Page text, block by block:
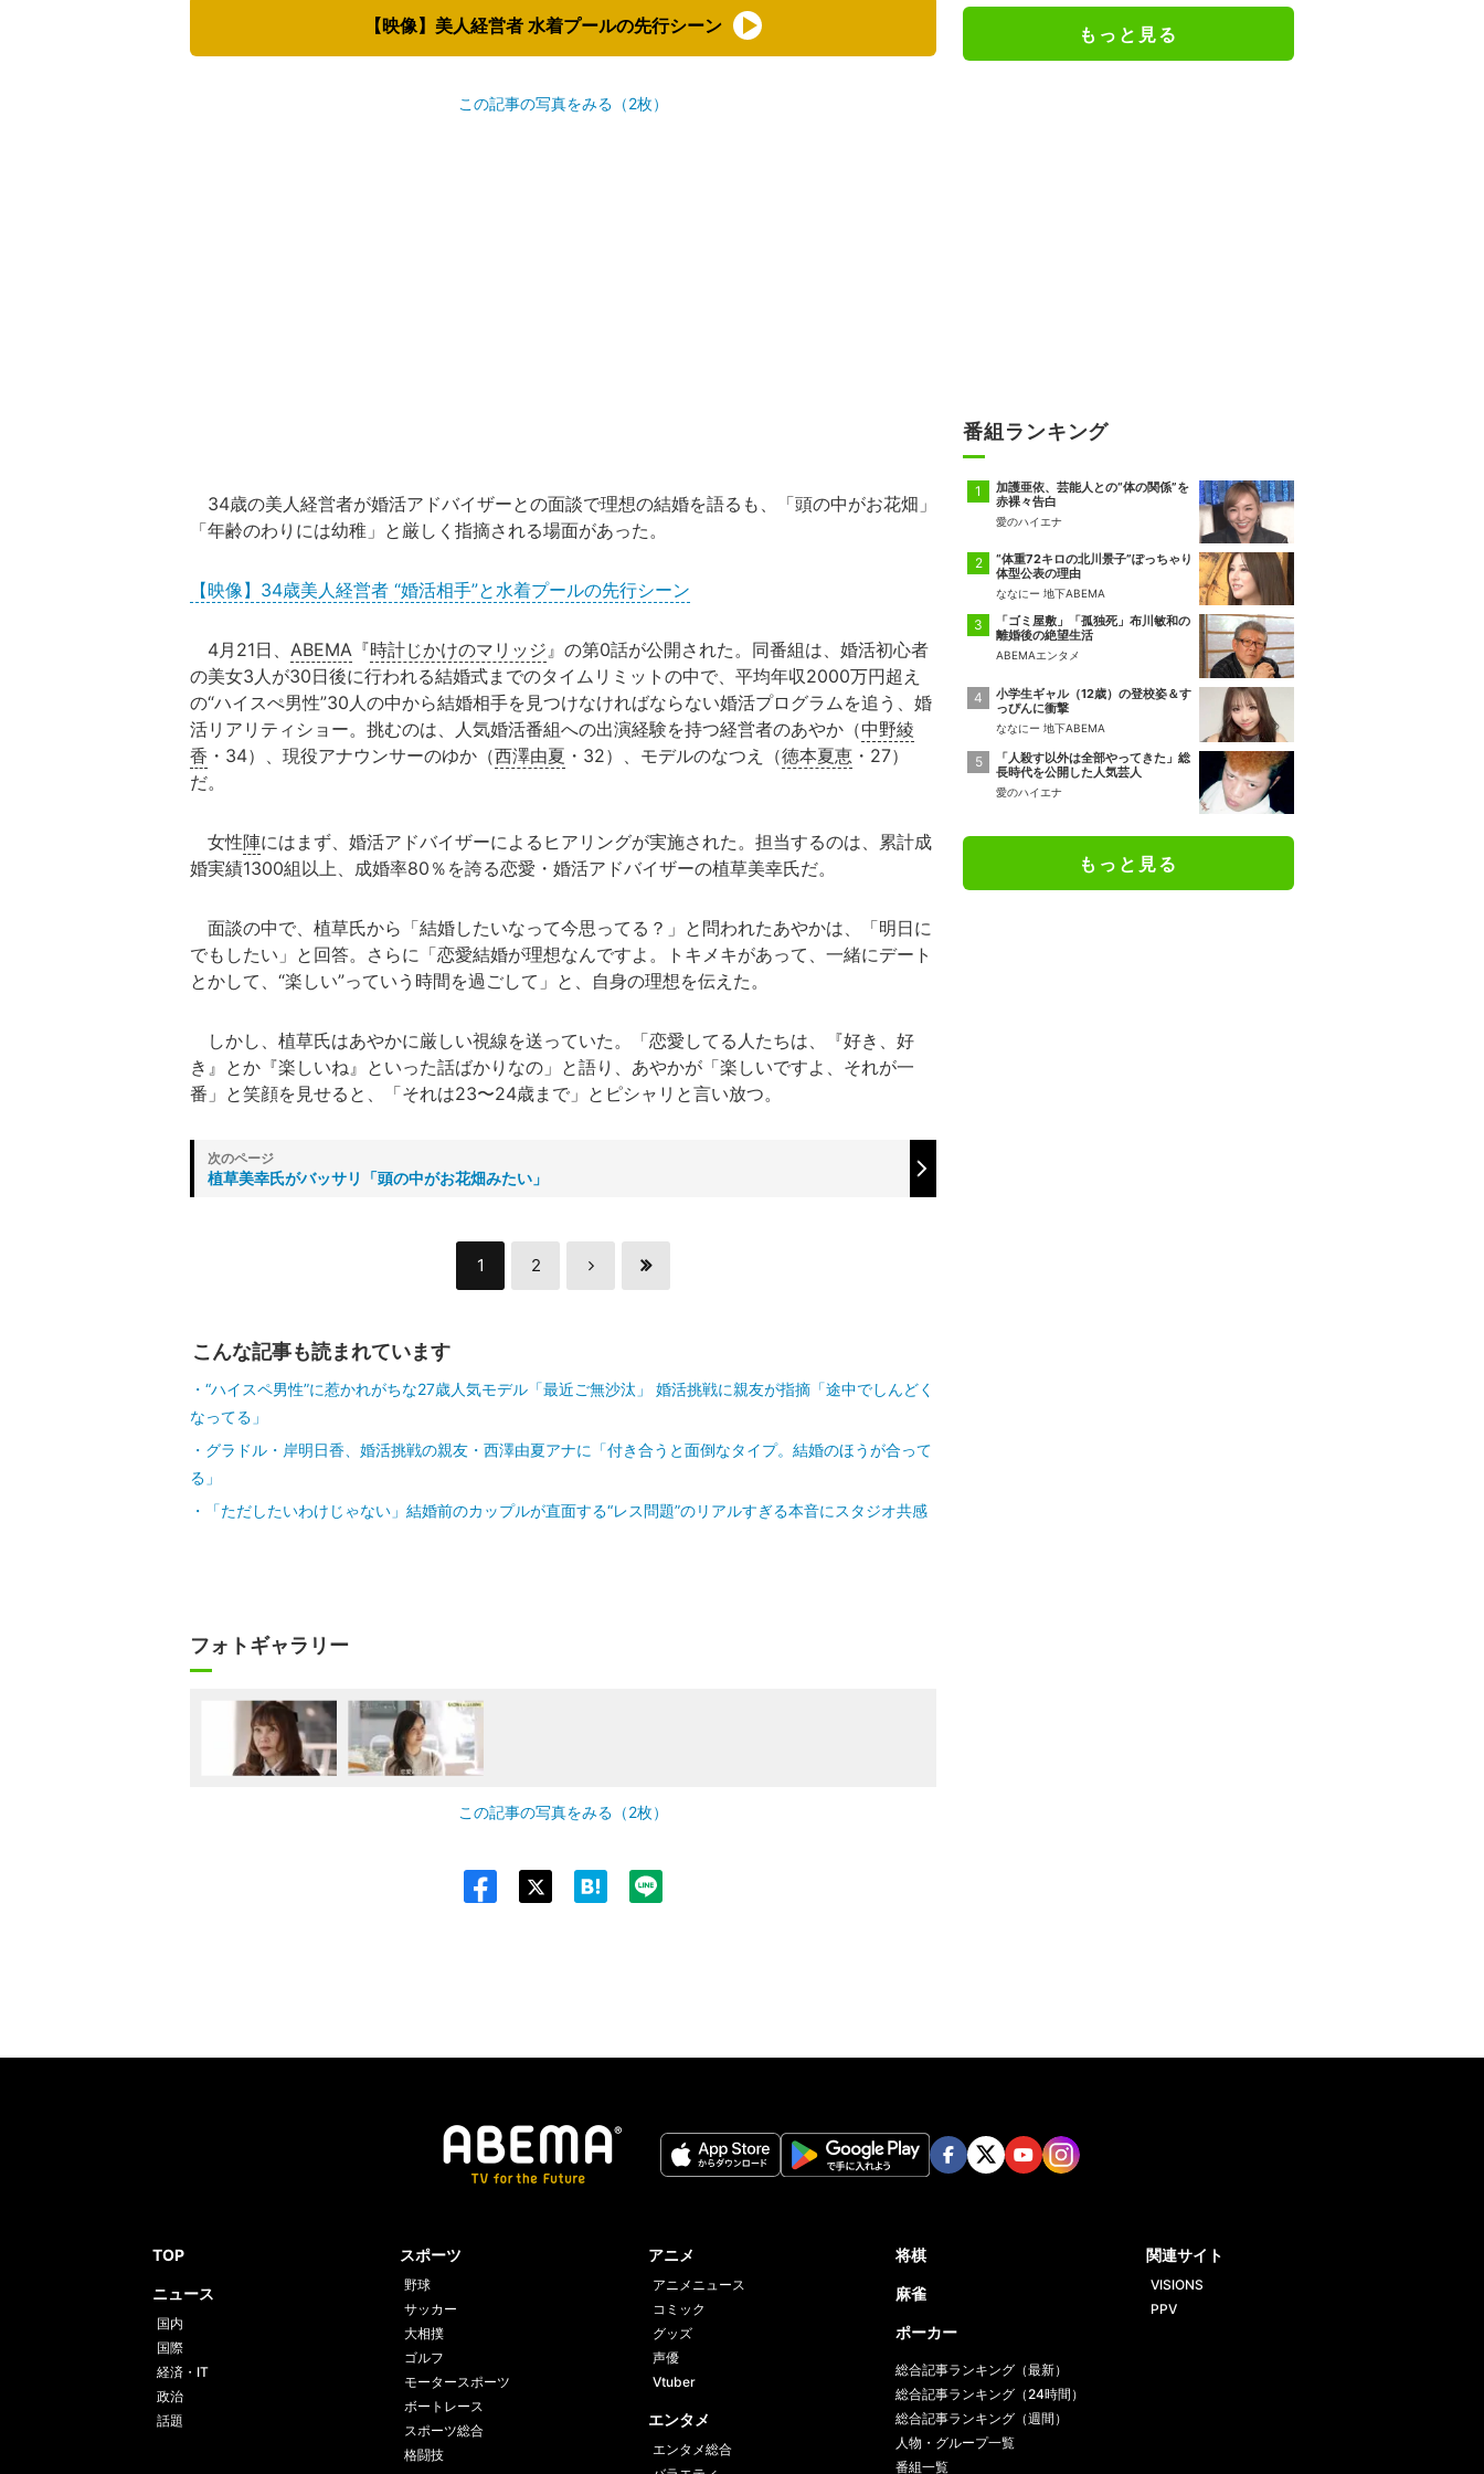
【映像】美人経営者 水着プールの先行シーン
この記事の写真をみる（2枚）
34歳の美人経営者が婚活アドバイザーとの面談で理想の結婚を語るも、「頭の中がお花畑」
「年齢のわりには幼稚」と厳しく指摘される場面があった。
【映像】34歳美人経営者 “婚活相手”と水着プールの先行シーン
4月21日、 ABEMA 『時計じかけのマリッジ』の第0話が公開された。同番組は、婚活初心者
の美女3人が30日後に行われる結婚式までのタイムリミットの中で、平均年収2000万円超え
の“ハイスぺ男性”30人の中から結婚相手を見つけなければならない婚活プログラムを追う、婚
活リアリティショー。挑むのは、人気婚活番組への出演経験を持つ経営者のあやか（中野綾
香 ・34）、現役アナウンサーのゆか（西澤由夏 ・32）、モデルのなつえ（徳本夏恵 ・27）
だ。
女性陣にはまず、婚活アドバイザーによるヒアリングが実施された。担当するのは、累計成
婚実績1300組以上、成婚率80％を誇る恋愛・婚活アドバイザーの植草美幸氏だ。
面談の中で、植草氏から「結婚したいなって今思ってる？」と問われたあやかは、「明日に
でもしたい」と回答。さらに「恋愛結婚が理想なんですよ。トキメキがあって、一緒にデート
とかして、“楽しい”っていう時間を過ごして」と、自身の理想を伝えた。
しかし、植草氏はあやかに厳しい視線を送っていた。「恋愛してる人たちは、『好き、好
き』とか『楽しいね』といった話ばかりなの」と語り、あやかが「楽しいですよ、それが一
番」と笑顔を見せると、「それは23〜24歳まで」とピシャリと言い放つ。
植草美幸氏がバッサリ「頭の中がお花畑みたい」
1 2
こんな記事も読まれています
“ハイスペ男性”に惹かれがちな27歳人気モデル「最近ご無沙汰」 婚活挑戦に親友が指摘「途中でしんどく
なってる」
グラドル・岸明日香、婚活挑戦の親友・西澤由夏アナに「付き合うと面倒なタイプ。結婚のほうが合って
る」
「ただしたいわけじゃない」結婚前のカップルが直面する“レス問題”のリアルすぎる本音にスタジオ共感
フォトギャラリー
この記事の写真をみる（2枚）
もっと見る
番組ランキング
加護亜依、芸能人との“体の関係”を
赤裸々告白
愛のハイエナ
“体重72キロの北川景子”ぽっちゃり
体型公表の理由
ななにー 地下ABEMA
「ゴミ屋敷」「孤独死」布川敏和の
離婚後の絶望生活
ABEMAエンタメ
小学生ギャル（12歳）の登校姿＆す
っぴんに衝撃
ななにー 地下ABEMA
「人殺す以外は全部やってきた」総
長時代を公開した人気芸人
愛のハイエナ
もっと見る
TOP
ニュース
国内
国際
経済・IT
政治
話題
スポーツ
野球
サッカー
大相撲
ゴルフ
モータースポーツ
ボートレース
スポーツ総合
格闘技
アニメ
アニメニュース
コミック
グッズ
声優
Vtuber
エンタメ
エンタメ総合
将棋
麻雀
ポーカー
総合記事ランキング（最新）
総合記事ランキング（24時間）
総合記事ランキング（週間）
人物・グループ一覧
番組一覧
関連サイト
VISIONS
PPV